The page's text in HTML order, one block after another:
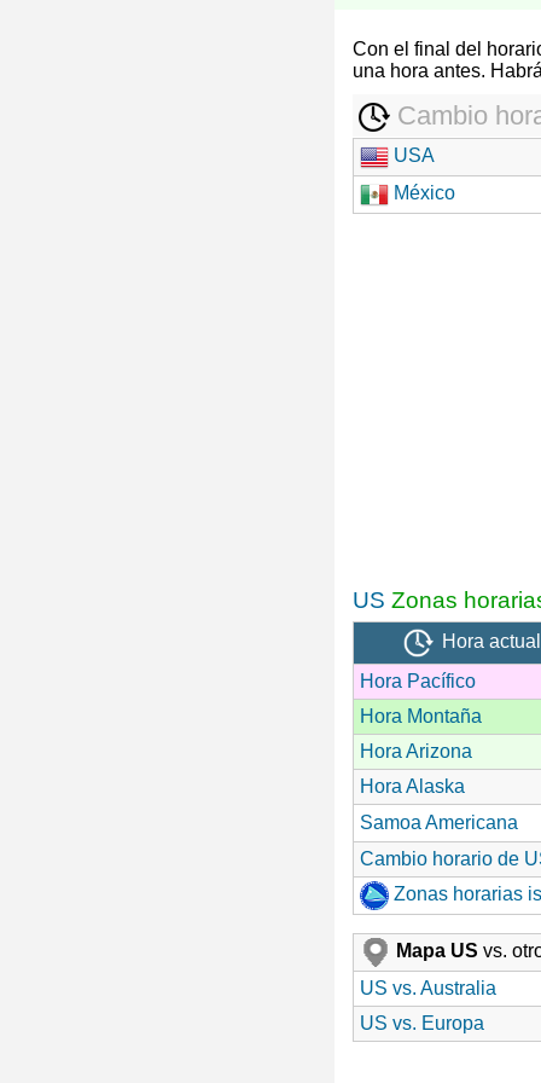
Con el final del
una hora antes.
Cambio
USA
México
US Zonas
Hora
Hora Pacífico
Hora Montaña
Hora Arizona
Hora Alaska
Samoa Americana
Cambio horario de
Zonas horarias
Mapa US vs.
US vs. Australia
US vs. Europa